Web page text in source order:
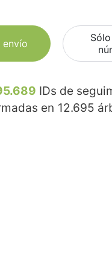
envío
IDs de
en 12.695